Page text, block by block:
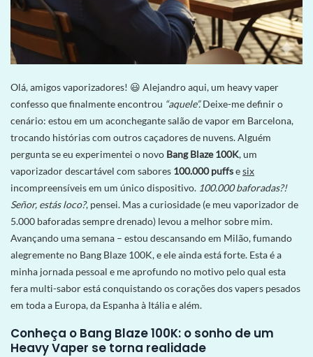
Olá, amigos vaporizadores! 😃 Alejandro aqui, um heavy vaper
confesso que finalmente encontrou “aquele”.Deixe-me definir o
cenário: estou em um aconchegante salão de vapor em Barcelona, ​​​​
trocando histórias com outros caçadores de nuvens. Alguém
pergunta se eu experimentei o novo Bang Blaze 100K, um
vaporizador descartável com sabores 100.000 puffsesix
incompreensíveis em um único dispositivo. 100.000 baforadas?!
Señor, estás loco?, pensei. Mas a curiosidade (e meu vaporizador de
5.000 baforadas sempre drenado) levou a melhor sobre mim.
Avançando uma semana – estou descansando em Milão, fumando
alegremente no Bang Blaze 100K, e ele ainda está forte. Esta é a
minha jornada pessoal e me aprofundo no motivo pelo qual esta
fera multi-sabor está conquistando os corações dos vapers pesados ​​
em toda a Europa, da Espanha à Itália e além.
Conheça o Bang Blaze 100K: o sonho de um
Heavy Vaper se torna realidade